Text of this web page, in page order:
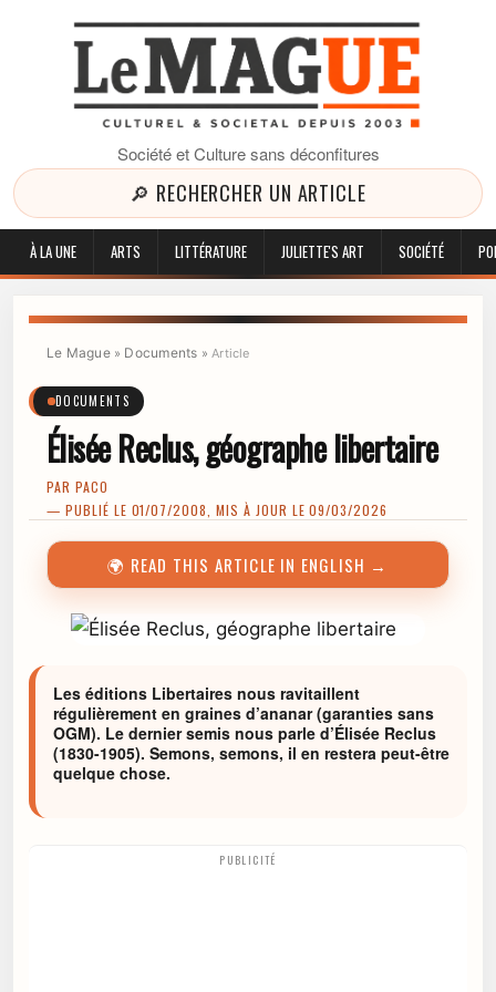
Société et Culture sans déconfitures
🔎 RECHERCHER UN ARTICLE
À LA UNE ARTS LITTÉRATURE JULIETTE'S ART SOCIÉTÉ
Le Mague» Documents »Article
DOCUMENTS
Élisée Reclus, géographe libertaire
PAR PACO
— PUBLIÉ LE 01/07/2008, MIS À JOUR LE 09/03/2026
🌍 READ THIS ARTICLE IN ENGLISH →
Les éditions Libertaires nous ravitaillent
régulièrement en graines d’ananar (garanties sans
OGM). Le dernier semis nous parle d’Élisée Reclus
(1830-1905). Semons, semons, il en restera peut-être
quelque chose.
PUBLICITÉ